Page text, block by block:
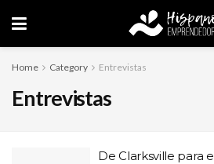
Home Category Entrevistas
Entrevistas
De Clarksville para